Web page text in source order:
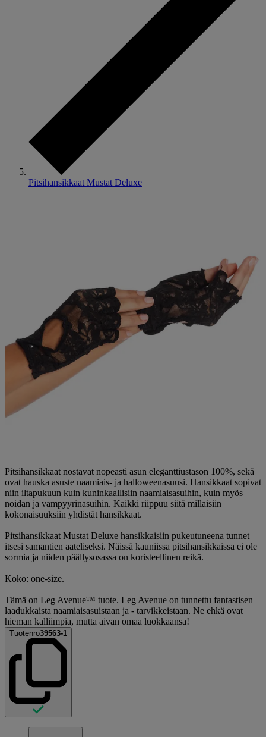
Pitsihansikkaat Mustat Deluxe
Pitsihansikkaat nostavat nopeasti asun eleganttiustason 100%, sekä
ovat hauska asuste naamiais- ja halloweenasuusi. Hansikkaat sopivat
niin iltapukuun kuin kuninkaallisiin naamiaisasuihin, kuin myös
noidan ja vampyyrinasuihin. Kaikki riippuu siitä millaisiin
kokonaisuuksiin yhdistät hansikkaat.
Pitsihansikkaat Mustat Deluxe hansikkaisiin pukeutuneena tunnet
itsesi samantien aateliseksi. Näissä kauniissa pitsihansikkaissa ei ole
sormia ja niiden päällysosassa on koristeellinen reikä.
Koko: one-size.
Tämä on Leg Avenue™ tuote. Leg Avenue on tunnettu fantastisen
laadukkaista naamiaisasuistaan ja - tarvikkeistaan. Ne ehkä ovat
hieman kalliimpia, mutta aivan omaa luokkaansa!
Tuotenro39563-1